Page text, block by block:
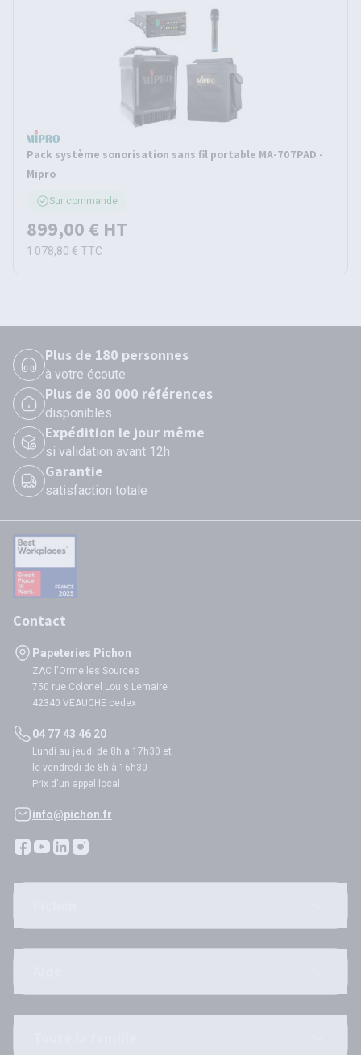
Pack système sonorisation sans fil portable MA-707PAD -
Mipro
Sur commande
899,00 € HT
1 078,80 € TTC
Plus de 180 personnes
à votre écoute
Plus de 80 000 références
disponibles
Expédition le jour même
si validation avant 12h
Garantie
satisfaction totale
Contact
Papeteries Pichon
ZAC l'Orme les Sources
750 rue Colonel Louis Lemaire
42340 VEAUCHE cedex
04 77 43 46 20
Lundi au jeudi de 8h à 17h30 et
le vendredi de 8h à 16h30
Prix d'un appel local
info@pichon.fr